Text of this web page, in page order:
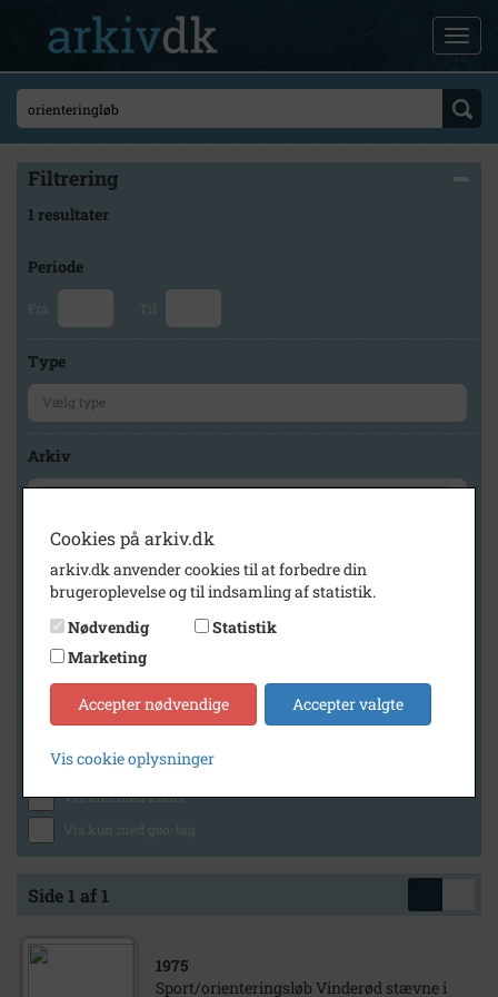
Filtrering
1 resultater
Periode
Fra Til
Type
Arkiv
Geografi
Generelt
Vis kun med billeder
Vis kun med lydklip
Vis kun med kilder
Vis kun med geo-tag
Side 1 af 1
1975
Sport/orienteringsløb Vinderød stævne i
Cookies på arkiv.dk
arkiv.dk anvender cookies til at forbedre din
brugeroplevelse og til indsamling af statistik.
Nødvendig
Statistik
Marketing
Accepter nødvendige Accepter valgte
Vis cookie oplysninger